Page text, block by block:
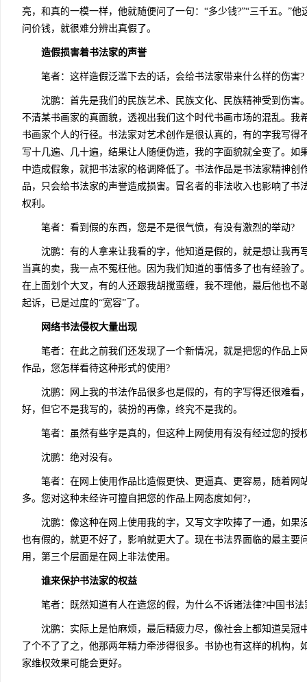
亮，和真的一模一样，他就随便问了一句：“多少钱?”“三千五。”
问价钱，就很难分辨出真假了。
造假损害着书法家的声誉
笔者：这样造假泛滥下去的话，会给书法家带来什么样的伤害?
沈鹏：首先是我们的民族艺术、民族文化、民族精神受到伤害
不清某书画家的真面貌，透视出我们这个时代书画市场的混乱。我
书画家个人的行径。书法家对艺术创作是很认真的，有的字我写得
写十几遍、几十遍，结果让人随便伪造，我的字面貌就全变了。如
中造成假象，就把书法家的格调降低了。书法作品是书法家精神创
品，只会给书法家的声誉造成损害。冒名者的非法收入也影响了书
权利。
笔者：看到假的东西，您是不是很气愤，有没有激烈的举动?
沈鹏：有的人拿来让我看的字，他知道是假的，就是想让我再
当真的卖，我一点不冤枉他。因为我们知道的事情多了也有经验了
在上面划个大叉，有的人还跟我胡搅蛮缠，我不理他，最后他也不
起诉，已是过度的“宽容”了。
网络书法侵权大量出现
笔者：在此之前我们还发现了一个新情况，就是把您的作品上
作品，您怎样看待这种形式的使用?
沈鹏：网上我的书法作品很多也是假的，有的字写得还很难看
好，但它不是我写的，装扮的再像，终究不是我的。
笔者：虽然有些字是真的，但这种上网使用有没有经过您的授
沈鹏：绝对没有。
笔者：在网上使用作品比造假更快、更逼真、更容易，随着网
多。您对这种未经许可擅自把您的作品上网态度如何?，
沈鹏：像这种在网上使用我的字，又写文字吹捧了一通，如果
也有假的，就更不好了，影响就更大了。现在书法界面临的最主要
用，第三个层面是在网上非法使用。
谁来保护书法家的权益
笔者：既然知道有人在造您的假，为什么不诉诸法律?中国书法
沈鹏：实际上是怕麻烦，最后精疲力尽，像社会上都知道吴冠
了个不了了之，他那两年精力牵涉得很多。书协也有这样的机构
家维权效果可能会更好。